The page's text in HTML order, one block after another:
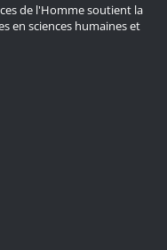
de l'Homme soutient la
en sciences humaines et